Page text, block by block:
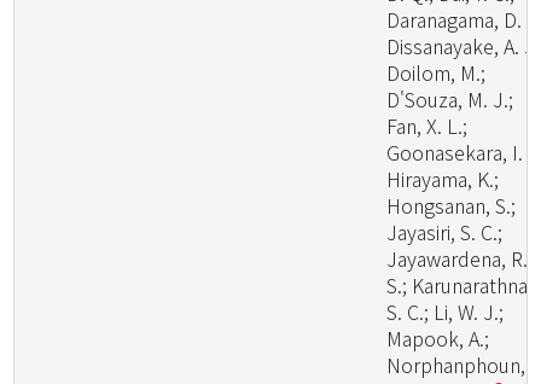
Daranagama, D.
Dissanayake, A.
Doilom, M.;
D'Souza, M. J.;
Fan, X. L.;
Goonasekara, I.
Hirayama, K.;
Hongsanan, S.;
Jayasiri, S. C.;
Jayawardena, R.
S.; Karunarathna,
S. C.; Li, W. J.;
Mapook, A.;
Norphanphoun,